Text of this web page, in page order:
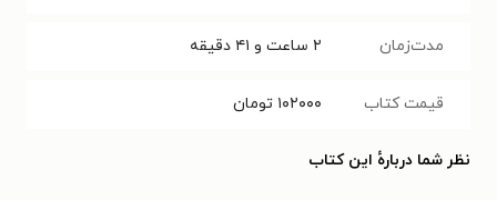
مدت‌زمان ۲ ساعت و ۴۱ دقیقه
قیمت کتاب ۱۰۲۰۰۰ تومان
نظر شما دربارهٔ این کتاب